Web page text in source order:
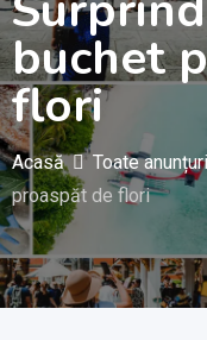
buchet
flori
Acasă Toate
proaspăt de flori